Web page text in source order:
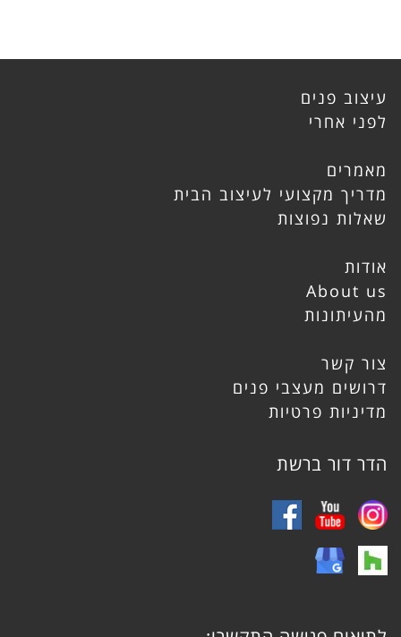
עיצוב פנים
לפני אחרי
מאמרים
מדריך מקצועי לעיצוב הבית
שאלות נפוצות
אודות
About us
מהעיתונות
צור קשר
דרושים מעצבי פנים
מדיניות פרטיות
הדר דור ברשת